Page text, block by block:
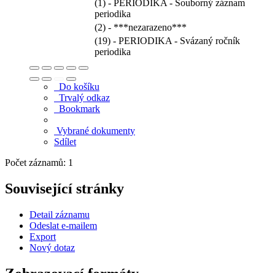
(1) - PERIODIKA - Souborný záznam
periodika
(2) - ***nezarazeno***
(19) - PERIODIKA - Svázaný ročník
periodika
Do košíku
Trvalý odkaz
Bookmark
Vybrané dokumenty
Sdílet
Počet záznamů: 1
Související stránky
Detail záznamu
Odeslat e-mailem
Export
Nový dotaz